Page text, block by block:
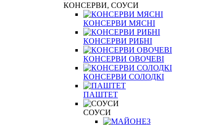
КОНСЕРВИ, СОУСИ
КОНСЕРВИ МЯСНІ
КОНСЕРВИ РИБНІ
КОНСЕРВИ ОВОЧЕВІ
КОНСЕРВИ СОЛОДКІ
ПАШТЕТ
СОУСИ